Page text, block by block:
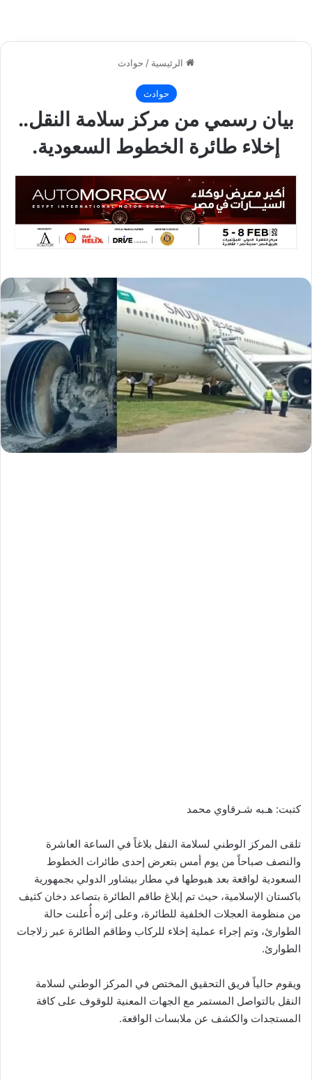
الرئيسية / حوادث
حوادث
بيان رسمي من مركز سلامة النقل..
إخلاء طائرة الخطوط السعودية.
كتبت: هـبه شـرقاوي محمد
تلقى المركز الوطني لسلامة النقل بلاغاً في الساعة العاشرة
والنصف صباحاً من يوم أمس بتعرض إحدى طائرات الخطوط
السعودية لواقعة بعد هبوطها في مطار بيشاور الدولي بجمهورية
باكستان الإسلامية، حيث تم إبلاغ طاقم الطائرة بتصاعد دخان كثيف
من منظومة العجلات الخلفية للطائرة، وعلى إثره أُعلنت حالة
الطوارئ، وتم إجراء عملية إخلاء للركاب وطاقم الطائرة عبر زلاجات
الطوارئ.
ويقوم حالياً فريق التحقيق المختص في المركز الوطني لسلامة
النقل بالتواصل المستمر مع الجهات المعنية للوقوف على كافة
المستجدات والكشف عن ملابسات الواقعة.